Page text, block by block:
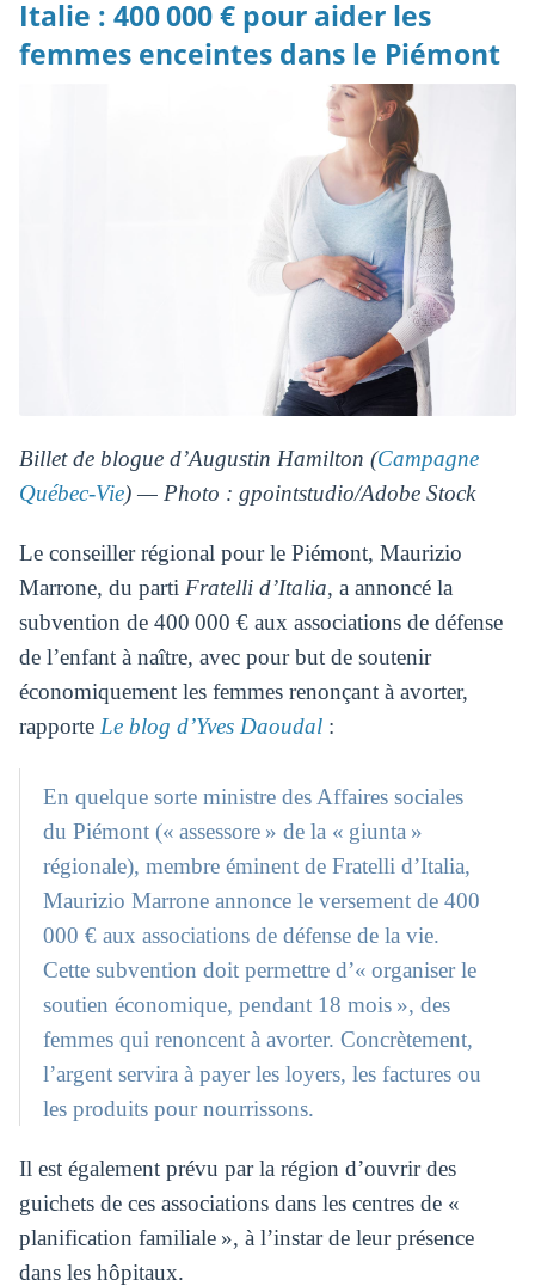
Italie : 400 000 € pour aider les
femmes enceintes dans le Piémont
Billet de blogue d’Augustin Hamilton (Campagne
Québec-Vie) — Photo : gpointstudio/Adobe Stock
Le conseiller régional pour le Piémont, Maurizio
Marrone, du parti Fratelli d’Italia, a annoncé la
subvention de 400 000 € aux associations de défense
de l’enfant à naître, avec pour but de soutenir
économiquement les femmes renonçant à avorter,
rapporte Le blog d’Yves Daoudal:
En quelque sorte ministre des Affaires sociales
du Piémont (« assessore » de la « giunta »
régionale), membre éminent de Fratelli d’Italia,
Maurizio Marrone annonce le versement de 400
000 € aux associations de défense de la vie.
Cette subvention doit permettre d’« organiser le
soutien économique, pendant 18 mois », des
femmes qui renoncent à avorter. Concrètement,
l’argent servira à payer les loyers, les factures ou
les produits pour nourrissons.
Il est également prévu par la région d’ouvrir des
guichets de ces associations dans les centres de «
planification familiale », à l’instar de leur présence
dans les hôpitaux.